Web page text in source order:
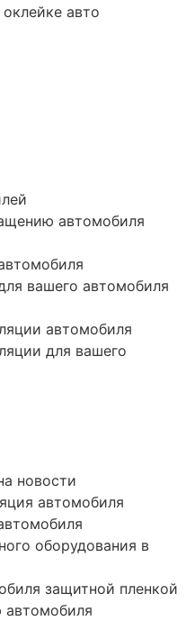
авто
автомобиля
вашего автомобиля
автомобиля
для вашего
новости
автомобиля
оборудования в
защитной пленкой